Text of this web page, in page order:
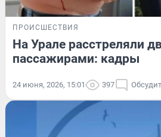
ПРОИСШЕСТВИЯ
На Урале расстреляли
пассажирами: кадры
24 июня, 2026, 15:01 397